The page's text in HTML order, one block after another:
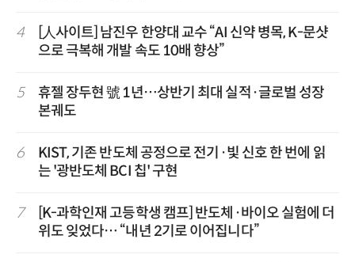
4
[人사이트] 남진우 한양대 교수 “AI 신약 병목, K-문샷
으로 극복해 개발 속도 10배 향상”
5
휴젤 장두현 號 1년…상반기 최대 실적·글로벌 성장
본궤도
6
KIST, 기존 반도체 공정으로 전기·빛 신호 한 번에 읽
는 '광반도체 BCI 칩' 구현
7
[K-과학인재 고등학생 캠프] 반도체·바이오 실험에 더
위도 잊었다… “내년 2기로 이어집니다”